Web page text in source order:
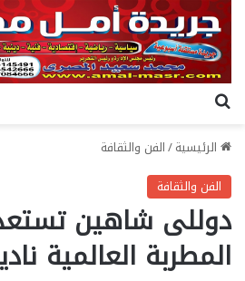
الرئيسية/الفن والثقافة
الفن والثقافة
دوللى شاهين
المطربة العالمية